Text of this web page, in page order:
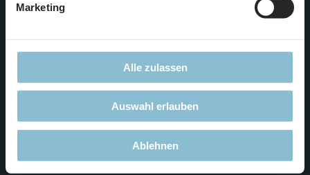
Marketing
Alle zulassen
Auswahl erlauben
Ablehnen